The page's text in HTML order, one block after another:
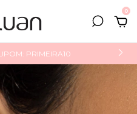
0
PRIMEIRA10